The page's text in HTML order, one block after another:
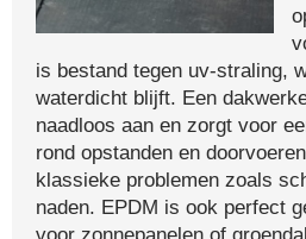
is bestand tegen uv-straling,
waterdicht blijft. Een
naadloos aan en zorgt voor
rond opstanden en
klassieke problemen zoals
naden. EPDM is ook perfect
voor zonnepanelen of